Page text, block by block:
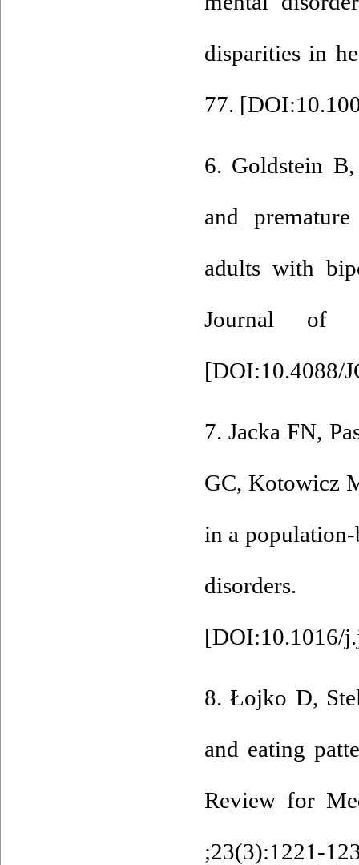
disparities in
77. [
6. Goldstein
and
adults with
Journal of
[DOI:10.4088/
7. Jacka FN,
GC, Kotowicz
in a
[DOI:10.1016/
8. Łojko D,
and eating
Review for
;23(3):1221-